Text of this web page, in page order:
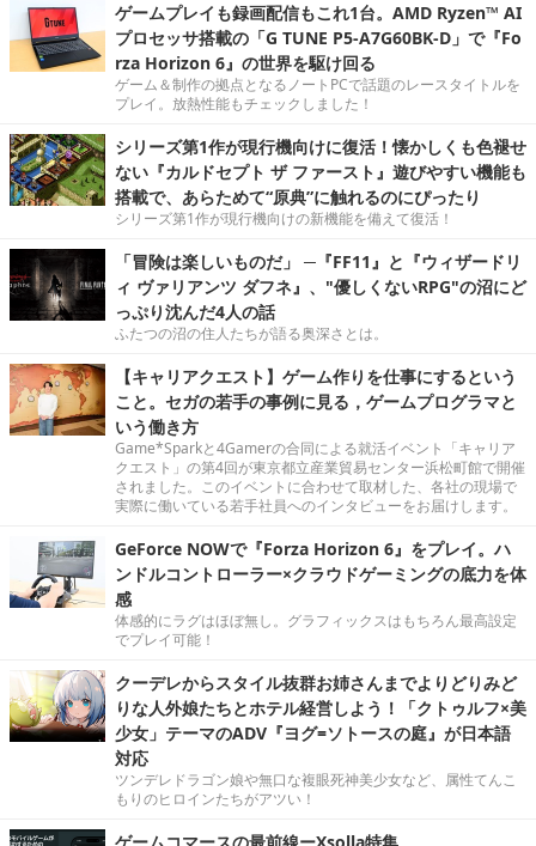
ゲームプレイも録画配信もこれ1台。AMD Ryzen™ AI
プロセッサ搭載の「G TUNE P5-A7G60BK-D」で『Fo
rza Horizon 6』の世界を駆け回る
ゲーム＆制作の拠点となるノートPCで話題のレースタイトルを
プレイ。放熱性能もチェックしました！
シリーズ第1作が現行機向けに復活！懐かしくも色褪せ
ない『カルドセプト ザ ファースト』遊びやすい機能も
搭載で、あらためて“原典”に触れるのにぴったり
シリーズ第1作が現行機向けの新機能を備えて復活！
「冒険は楽しいものだ」 ─『FF11』と『ウィザードリ
ィ ヴァリアンツ ダフネ』、"優しくないRPG"の沼にど
っぷり沈んだ4人の話
ふたつの沼の住人たちが語る奥深さとは。
【キャリアクエスト】ゲーム作りを仕事にするという
こと。セガの若手の事例に見る，ゲームプログラマと
いう働き方
Game*Sparkと4Gamerの合同による就活イベント「キャリア
クエスト」の第4回が東京都立産業貿易センター浜松町館で開催
されました。このイベントに合わせて取材した、各社の現場で
実際に働いている若手社員へのインタビューをお届けします。
GeForce NOWで『Forza Horizon 6』をプレイ。ハ
ンドルコントローラー×クラウドゲーミングの底力を体
感
体感的にラグはほぼ無し。グラフィックスはもちろん最高設定
でプレイ可能！
クーデレからスタイル抜群お姉さんまでよりどりみど
りな人外娘たちとホテル経営しよう！「クトゥルフ×美
少女」テーマのADV『ヨグ=ソトースの庭』が日本語
対応
ツンデレドラゴン娘や無口な複眼死神美少女など、属性てんこ
もりのヒロインたちがアツい！